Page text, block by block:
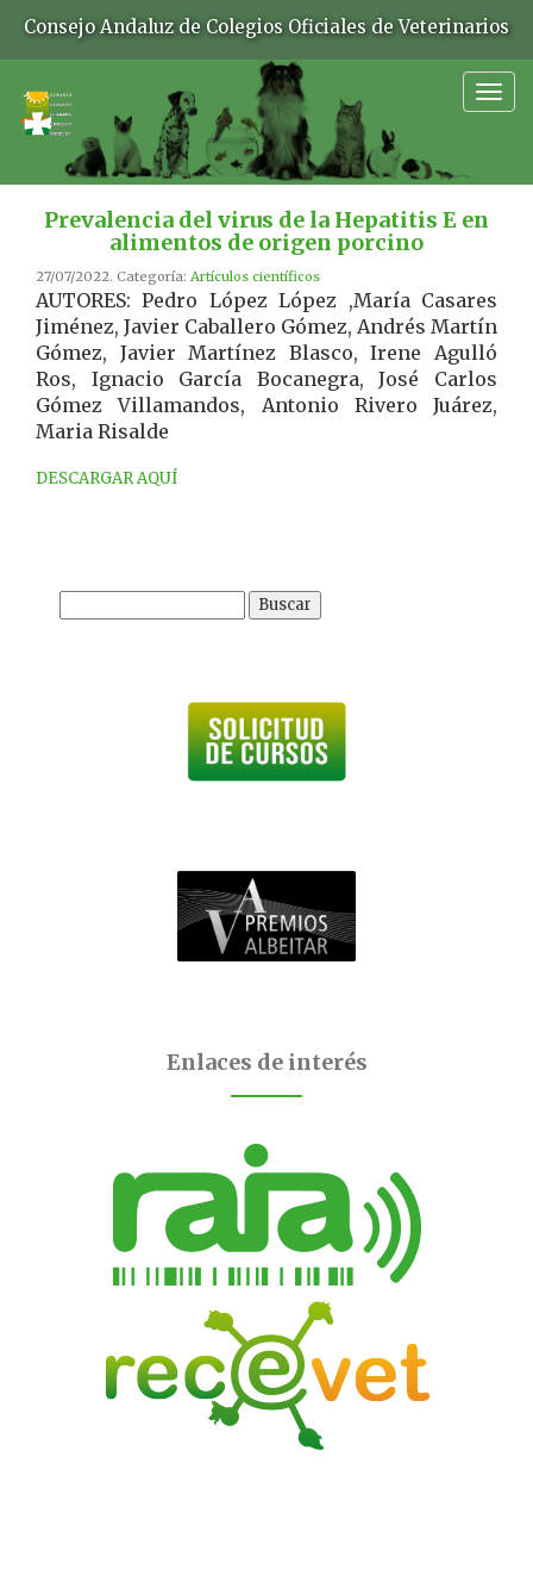
Consejo Andaluz de Colegios Oficiales de Veterinarios
Prevalencia del virus de la Hepatitis E en
alimentos de origen porcino
27/07/2022. Categoría: Artículos científicos
AUTORES: Pedro López López ,María Casares
Jiménez, Javier Caballero Gómez, Andrés Martín
Gómez, Javier Martínez Blasco, Irene Agulló
Ros, Ignacio García Bocanegra, José Carlos
Gómez Villamandos, Antonio Rivero Juárez,
Maria Risalde
DESCARGAR AQUÍ
Buscar:
Enlaces de interés